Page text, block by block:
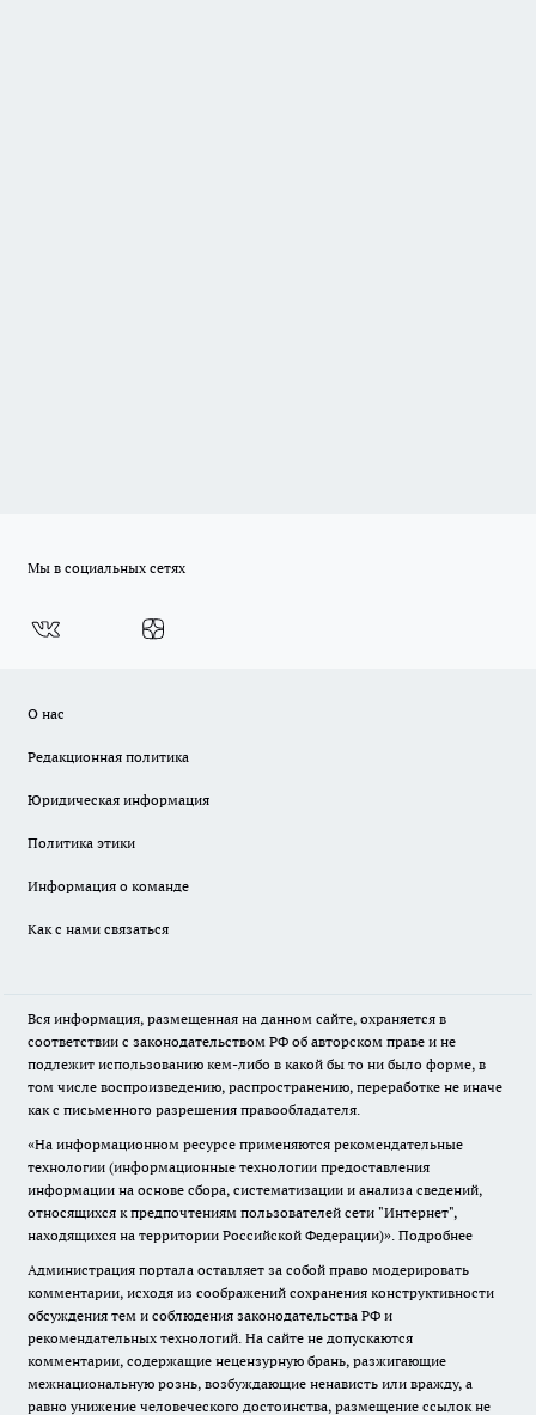
Мы в социальных сетях
О нас
Редакционная политика
Юридическая информация
Политика этики
Информация о команде
Как с нами связаться
Вся информация, размещенная на данном сайте, охраняется в
соответствии с законодательством РФ об авторском праве и не
подлежит использованию кем-либо в какой бы то ни было форме, в
том числе воспроизведению, распространению, переработке не иначе
как с письменного разрешения правообладателя.
«На информационном ресурсе применяются рекомендательные
технологии (информационные технологии предоставления
информации на основе сбора, систематизации и анализа сведений,
относящихся к предпочтениям пользователей сети "Интернет",
находящихся на территории Российской Федерации)». Подробнее
Администрация портала оставляет за собой право модерировать
комментарии, исходя из соображений сохранения конструктивности
обсуждения тем и соблюдения законодательства РФ и
рекомендательных технологий. На сайте не допускаются
комментарии, содержащие нецензурную брань, разжигающие
межнациональную рознь, возбуждающие ненависть или вражду, а
равно унижение человеческого достоинства, размещение ссылок не